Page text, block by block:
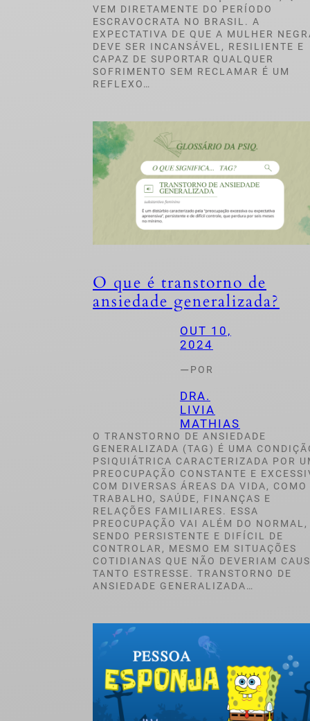
VEM DIRETAMENTE DO PERÍODO
ESCRAVOCRATA NO BRASIL. A
EXPECTATIVA DE QUE A MULHER
DEVE SER INCANSÁVEL, RESILIENTE E
CAPAZ DE SUPORTAR QUALQUER
SOFRIMENTO SEM RECLAMAR É UM
REFLEXO…
O que é transtorno de
ansiedade generalizada?
OUT 10,
2024
—POR
DRA.
LIVIA
MATHIAS
O TRANSTORNO DE ANSIEDADE
GENERALIZADA (TAG) É UMA
PSIQUIÁTRICA CARACTERIZADA POR
PREOCUPAÇÃO CONSTANTE E
COM DIVERSAS ÁREAS DA VIDA, COMO
TRABALHO, SAÚDE, FINANÇAS E
RELAÇÕES FAMILIARES. ESSA
PREOCUPAÇÃO VAI ALÉM DO NORMAL,
SENDO PERSISTENTE E DIFÍCIL DE
CONTROLAR, MESMO EM SITUAÇÕES
COTIDIANAS QUE NÃO DEVERIAM
TANTO ESTRESSE. TRANSTORNO DE
ANSIEDADE GENERALIZADA…